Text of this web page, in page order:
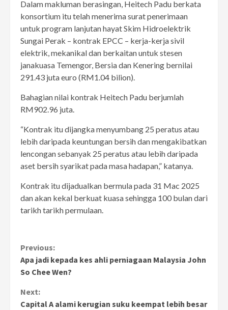
Dalam makluman berasingan, Heitech Padu berkata
konsortium itu telah menerima surat penerimaan
untuk program lanjutan hayat Skim Hidroelektrik
Sungai Perak – kontrak EPCC – kerja-kerja sivil
elektrik, mekanikal dan berkaitan untuk stesen
janakuasa Temengor, Bersia dan Kenering bernilai
291.43 juta euro (RM1.04 bilion).
Bahagian nilai kontrak Heitech Padu berjumlah
RM902.96 juta.
“Kontrak itu dijangka menyumbang 25 peratus atau
lebih daripada keuntungan bersih dan mengakibatkan
lencongan sebanyak 25 peratus atau lebih daripada
aset bersih syarikat pada masa hadapan,” katanya.
Kontrak itu dijadualkan bermula pada 31 Mac 2025
dan akan kekal berkuat kuasa sehingga 100 bulan dari
tarikh tarikh permulaan.
Continue
Reading
Previous:
Apa jadi kepada kes ahli perniagaan Malaysia John
So Chee Wen?
Next:
Capital A alami kerugian suku keempat lebih besar